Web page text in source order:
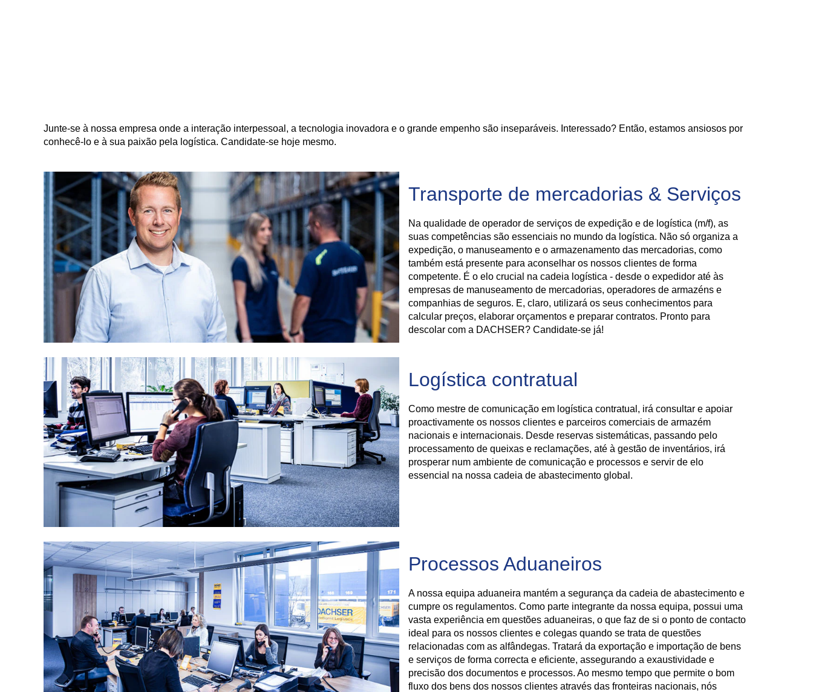
Junte-se à nossa empresa onde a interação interpessoal, a tecnologia inovadora e o grande empenho são inseparáveis. Interessado? Então, estamos ansiosos por
conhecê-lo e à sua paixão pela logística. Candidate-se hoje mesmo.
Transporte de mercadorias & Serviços
Na qualidade de operador de serviços de expedição e de logística (m/f), as
suas competências são essenciais no mundo da logística. Não só organiza a
expedição, o manuseamento e o armazenamento das mercadorias, como
também está presente para aconselhar os nossos clientes de forma
competente. É o elo crucial na cadeia logística - desde o expedidor até às
empresas de manuseamento de mercadorias, operadores de armazéns e
companhias de seguros. E, claro, utilizará os seus conhecimentos para
calcular preços, elaborar orçamentos e preparar contratos. Pronto para
descolar com a DACHSER? Candidate-se já!
Logística contratual
Como mestre de comunicação em logística contratual, irá consultar e apoiar
proactivamente os nossos clientes e parceiros comerciais de armazém
nacionais e internacionais. Desde reservas sistemáticas, passando pelo
processamento de queixas e reclamações, até à gestão de inventários, irá
prosperar num ambiente de comunicação e processos e servir de elo
essencial na nossa cadeia de abastecimento global.
Processos Aduaneiros
A nossa equipa aduaneira mantém a segurança da cadeia de abastecimento e
cumpre os regulamentos. Como parte integrante da nossa equipa, possui uma
vasta experiência em questões aduaneiras, o que faz de si o ponto de contacto
ideal para os nossos clientes e colegas quando se trata de questões
relacionadas com as alfândegas. Tratará da exportação e importação de bens
e serviços de forma correcta e eficiente, assegurando a exaustividade e
precisão dos documentos e processos. Ao mesmo tempo que permite o bom
fluxo dos bens dos nossos clientes através das fronteiras nacionais, nós